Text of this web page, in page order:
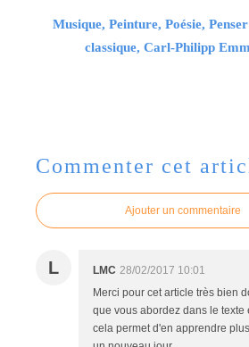
Musique, Peinture, Poésie,
classique, Carl-Philipp
Commenter cet
Ajouter un commentaire
L LMC 28/02/2017 10:01
Merci pour cet article très bien
que vous abordez dans le texte
cela permet d'en apprendre